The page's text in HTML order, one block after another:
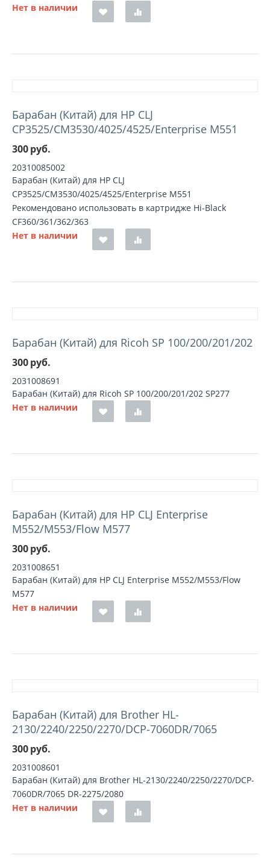
Нет в наличии
Барабан (Китай) для HP CLJ
СP3525/CM3530/4025/4525/Enterprise M551
300руб.
20310085002
Барабан (Китай) для HP CLJ
СP3525/CM3530/4025/4525/Enterprise M551
Рекомендовано использовать в картридже Hi-Black
CF360/361/362/363
Нет в наличии
Барабан (Китай) для Ricoh SP 100/200/201/202
300руб.
2031008691
Барабан (Китай) для Ricoh SP 100/200/201/202 SP277
Нет в наличии
Барабан (Китай) для HP СLJ Enterprise
M552/M553/Flow M577
300руб.
2031008651
Барабан (Китай) для HP СLJ Enterprise M552/M553/Flow
M577
Нет в наличии
Барабан (Китай) для Brother HL-
2130/2240/2250/2270/DCP-7060DR/7065
300руб.
2031008601
Барабан (Китай) для Brother HL-2130/2240/2250/2270/DCP-
7060DR/7065 DR-2275/2080
Нет в наличии